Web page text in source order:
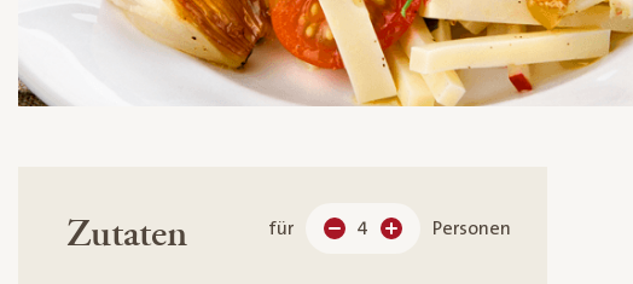
Zutaten für 4 Personen